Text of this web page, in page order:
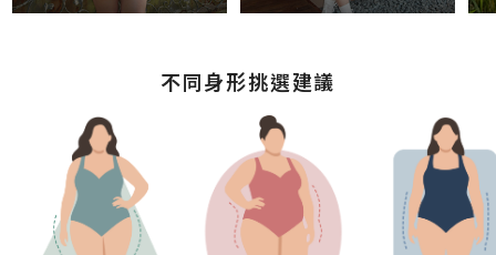
不同身形挑選建議